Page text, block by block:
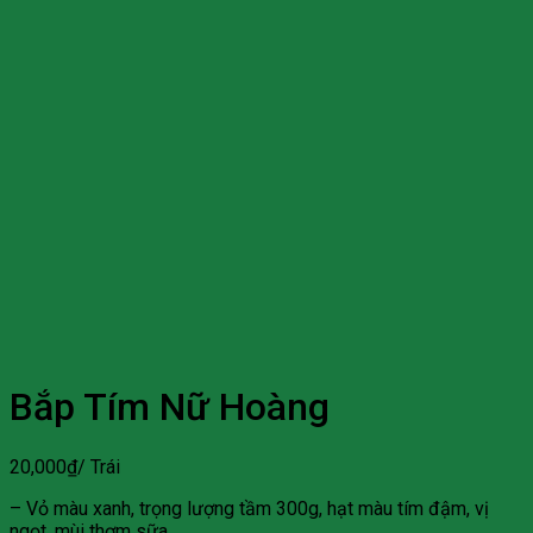
Bắp Tím Nữ Hoàng
20,000₫/ Trái
– Vỏ màu xanh, trọng lượng tầm 300g, hạt màu tím đậm, vị